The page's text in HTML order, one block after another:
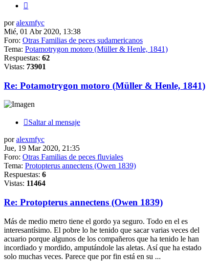
poralexmfyc
Mié, 01 Abr 2020, 13:38
Foro: Otras Familias de peces sudamericanos
Tema: Potamotrygon motoro (Müller & Henle, 1841)
Respuestas: 62
Vistas: 73901
Re: Potamotrygon motoro (Müller & Henle, 1841)
Saltar al mensaje
poralexmfyc
Jue, 19 Mar 2020, 21:35
Foro: Otras Familias de peces fluviales
Tema: Protopterus annectens (Owen 1839)
Respuestas: 6
Vistas: 11464
Re: Protopterus annectens (Owen 1839)
Más de medio metro tiene el gordo ya seguro. Todo en el es
interesantísimo. El pobre lo he tenido que sacar varias veces del
acuario porque algunos de los compañeros que ha tenido le han
incordiado y mordido, amputándole las aletas. Así que ha estado
solo muchas veces. Parece que por fin está en su ...